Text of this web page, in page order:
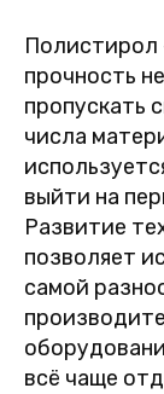
Полистирол
прочность
пропускать
числа
выйти на
Развитие
позволяет
самой
всё чаще